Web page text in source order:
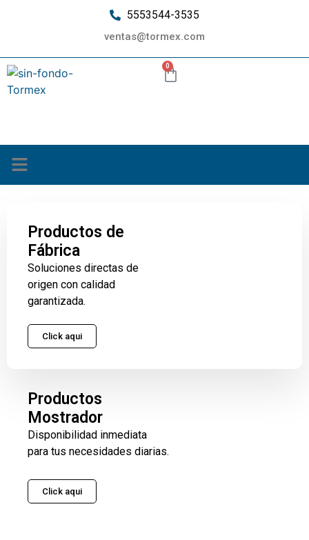
5553544-3535
ventas@tormex.com
0
Productos de
Fábrica
Soluciones directas de
origen con calidad
garantizada.
Click aqui
Productos
Mostrador
Disponibilidad inmediata
para tus necesidades diarias.
Click aqui